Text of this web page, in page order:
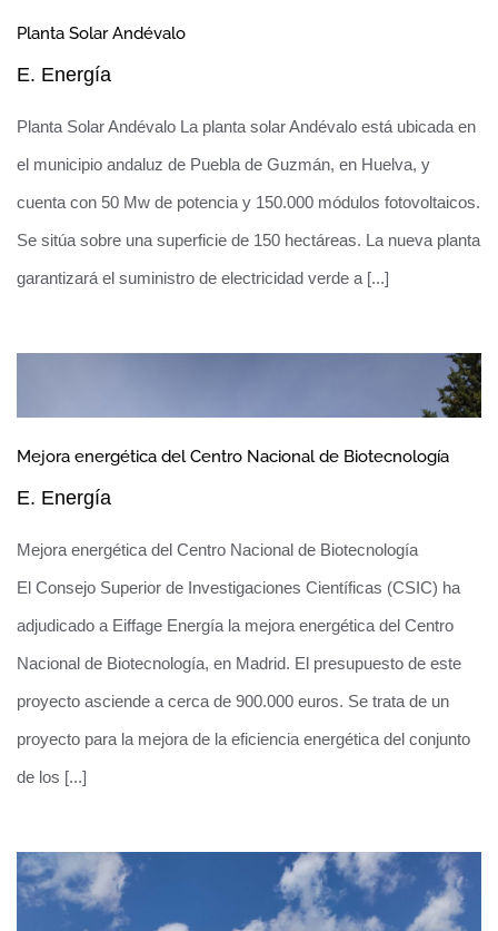
Primer ‘coliving’ con estructura de madera
de España
Planta Solar Andévalo
E. Energía
Planta Solar Andévalo La planta solar Andévalo está ubicada en
el municipio andaluz de Puebla de Guzmán, en Huelva, y
cuenta con 50 Mw de potencia y 150.000 módulos fotovoltaicos.
Se sitúa sobre una superficie de 150 hectáreas. La nueva planta
garantizará el suministro de electricidad verde a [...]
Mejora energética del Centro Nacional de Biotecnología
E. Energía
Mejora energética del Centro Nacional de Biotecnología
El Consejo Superior de Investigaciones Científicas (CSIC) ha
adjudicado a Eiffage Energía la mejora energética del Centro
Nacional de Biotecnología, en Madrid. El presupuesto de este
proyecto asciende a cerca de 900.000 euros. Se trata de un
proyecto para la mejora de la eficiencia energética del conjunto
de los [...]